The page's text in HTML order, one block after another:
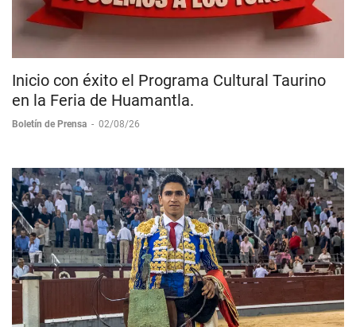
Inicio con éxito el Programa Cultural Taurino
en la Feria de Huamantla.
Boletín de Prensa - 02/08/26